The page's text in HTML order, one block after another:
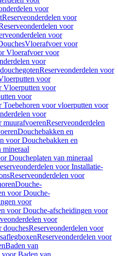
voor
Reserveonderdelen voor
voor
voor
Vloerafvoer voor
Vloerafvoer voor
voor
Reserveonderdelen voor
voor
Vloerputten voor
voor
Toebehoren voor vloerputten voor
voor
muurafvoerenReserveonderdelen
Douchebakken en
voor Douchebakken en
mineraal
Doucheplaten van mineraal
voor Installatie-
Reserveonderdelen voor
Douche-
voor Douche-
voor
voor Douche-afscheidingen voor
voor
douchesReserveonderdelen voor
Reserveonderdelen voor
Baden van
voor Baden van